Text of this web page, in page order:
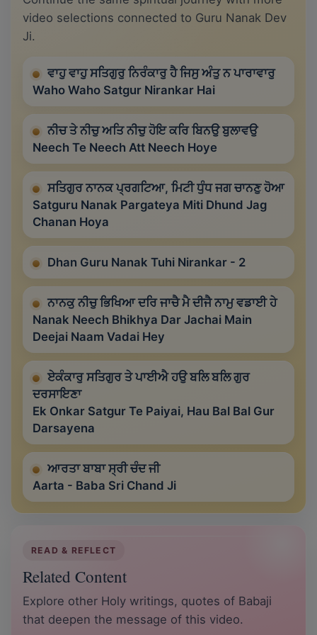
video selections connected to Guru Nanak Dev
Ji.
ਵਾਹੁ ਵਾਹੁ ਸਤਿਗੁਰੁ ਨਿਰੰਕਾਰੁ ਹੈ ਜਿਸੁ ਅੰਤੁ ਨ ਪਾਰਾਵਾਰੁ
Waho Waho Satgur Nirankar Hai
ਨੀਚ ਤੇ ਨੀਚੁ ਅਤਿ ਨੀਚੁ ਹੋਇ ਕਰਿ ਬਿਨਉ ਬੁਲਾਵਉ
Neech Te Neech Att Neech Hoye
ਸਤਿਗੁਰ ਨਾਨਕ ਪ੍ਰਗਟਿਆ, ਮਿਟੀ ਧੁੰਧ ਜਗ ਚਾਨਣੁ ਹੋਆ
Satguru Nanak Pargateya Miti Dhund Jag
Chanan Hoya
Dhan Guru Nanak Tuhi Nirankar - 2
ਨਾਨਕੁ ਨੀਚੁ ਭਿਖਿਆ ਦਰਿ ਜਾਚੈ ਮੈ ਦੀਜੈ ਨਾਮੁ ਵਡਾਈ ਹੇ
Nanak Neech Bhikhya Dar Jachai Main
Deejai Naam Vadai Hey
ਏਕੰਕਾਰੁ ਸਤਿਗੁਰ ਤੇ ਪਾਈਐ ਹਉ ਬਲਿ ਬਲਿ ਗੁਰ
ਦਰਸਾਇਣਾ
Ek Onkar Satgur Te Paiyai, Hau Bal Bal Gur
Darsayena
ਆਰਤਾ ਬਾਬਾ ਸ੍ਰੀ ਚੰਦ ਜੀ
Aarta - Baba Sri Chand Ji
READ & REFLECT
Related Content
Explore other Holy writings, quotes of Babaji
that deepen the message of this video.